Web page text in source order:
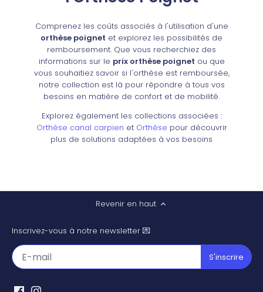
Comprenez les coûts associés à l'utilisation d'une
orthèse poignet et explorez les possibilités de
remboursement. Que vous recherchiez des
informations sur le prix orthèse poignet ou que
vous souhaitiez savoir si l'orthèse est remboursée,
notre collection est là pour répondre à tous vos
besoins en matière de confort et de mobilité.
Explorez également les collections associées :
Orthèse canal carpien et Orthèse pour découvrir
plus de solutions adaptées à vos besoins
Revenir en haut
Inscrivez-vous à notre newsletter 💌